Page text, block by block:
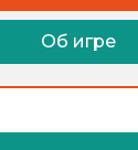
Об игре